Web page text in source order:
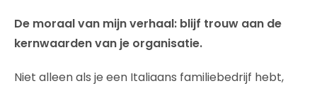
De moraal van mijn verhaal: blijf trouw aan de
kernwaarden van je organisatie.
Niet alleen als je een Italiaans familiebedrijf hebt,